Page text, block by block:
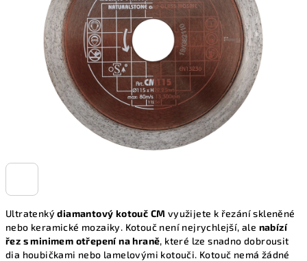
Ultratenkýdiamantový kotouč CM využijete k řezání skleněné
nebo keramické mozaiky. Kotouč není nejrychlejší, ale nabízí
řez s minimem otřepení na hraně, které lze snadno dobrousit
dia houbičkami nebo lamelovými kotouči. Kotouč nemá žádné
hvězdiček.